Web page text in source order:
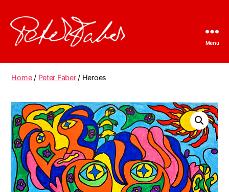
Faber
Menu
Home/ Peter Faber/ Heroes